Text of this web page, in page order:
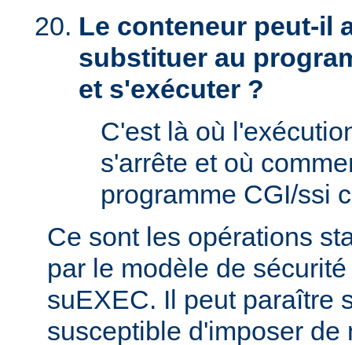
Le conteneur peut-il
substituer au
et s'exécuter ?
C'est là où
s'arrête et où
programme CGI/ssi
Ce sont les opérations
par le modèle de
suEXEC. Il peut paraître
susceptible d'imposer